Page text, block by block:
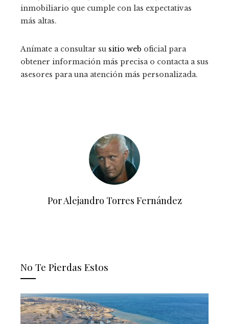
inmobiliario que cumple con las expectativas
más altas.
Anímate a consultar su sitio web oficial para
obtener información más precisa o contacta a sus
asesores para una atención más personalizada.
Por Alejandro Torres Fernández
No Te Pierdas Estos